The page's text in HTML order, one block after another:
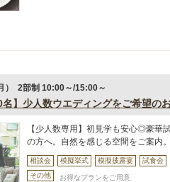
） 2部制 10:00～/15:00～
名】少人数ウエディングをご希望の
【少人数専用】初見学も安心◎豪華
の方へ。自然を感じる空間をご案内
相談会 模擬挙式 模擬披露宴
試食会
その他
お得なプランをご用意